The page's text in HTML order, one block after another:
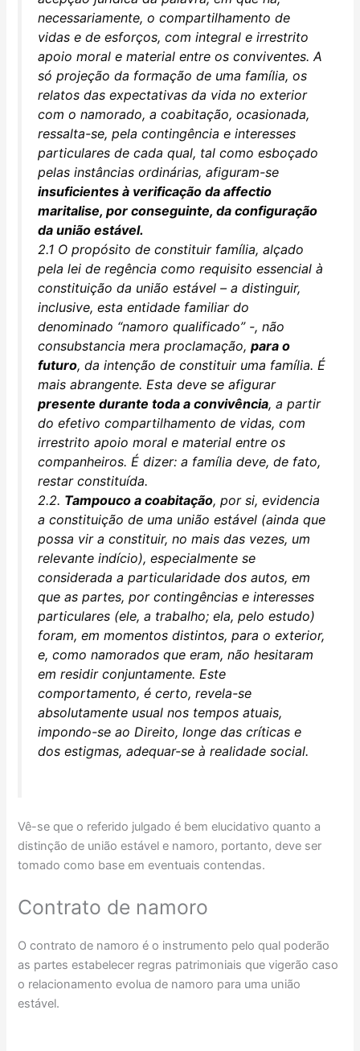
necessariamente, o compartilhamento de
vidas e de esforços, com integral e irrestrito
apoio moral e material entre os conviventes. A
só projeção da formação de uma família, os
relatos das expectativas da vida no exterior
com o namorado, a coabitação, ocasionada,
ressalta-se, pela contingência e interesses
particulares de cada qual, tal como esboçado
pelas instâncias ordinárias, afiguram-se
insuficientes à verificação da affectio
maritalise, por conseguinte, da configuração
da união estável.
2.1 O propósito de constituir família, alçado
pela lei de regência como requisito essencial à
constituição da união estável – a distinguir,
inclusive, esta entidade familiar do
denominado “namoro qualificado” -, não
consubstancia mera proclamação,para o
futuro, da intenção de constituir uma família. É
mais abrangente. Esta deve se afigurar
presente durante toda a convivência, a partir
do efetivo compartilhamento de vidas, com
irrestrito apoio moral e material entre os
companheiros. É dizer: a família deve, de fato,
restar constituída.
2.2. Tampouco a coabitação, por si, evidencia
a constituição de uma união estável (ainda que
possa vir a constituir, no mais das vezes, um
relevante indício), especialmente se
considerada a particularidade dos autos, em
que as partes, por contingências e interesses
particulares (ele, a trabalho; ela, pelo estudo)
foram, em momentos distintos, para o exterior,
e, como namorados que eram, não hesitaram
em residir conjuntamente. Este
comportamento, é certo, revela-se
absolutamente usual nos tempos atuais,
impondo-se ao Direito, longe das críticas e
dos estigmas, adequar-se à realidade social.
Vê-se que o referido julgado é bem elucidativo quanto a
distinção de união estável e namoro, portanto, deve ser
tomado como base em eventuais contendas.
Contrato de namoro
O contrato de namoro é o instrumento pelo qual poderão
as partes estabelecer regras patrimoniais que vigerão caso
o relacionamento evolua de namoro para uma união
estável.